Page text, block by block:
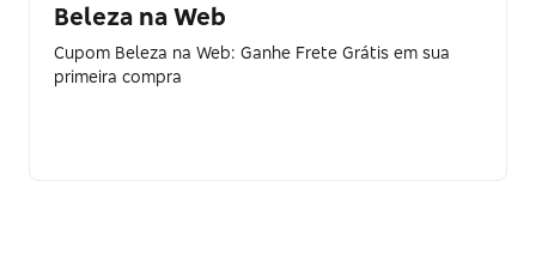
Beleza na Web
Cupom Beleza na Web: Ganhe Frete Grátis em sua
primeira compra